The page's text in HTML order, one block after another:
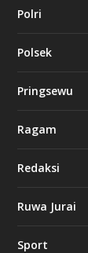
Polri
Polsek
Pringsewu
Ragam
Redaksi
Ruwa Jurai
Sport